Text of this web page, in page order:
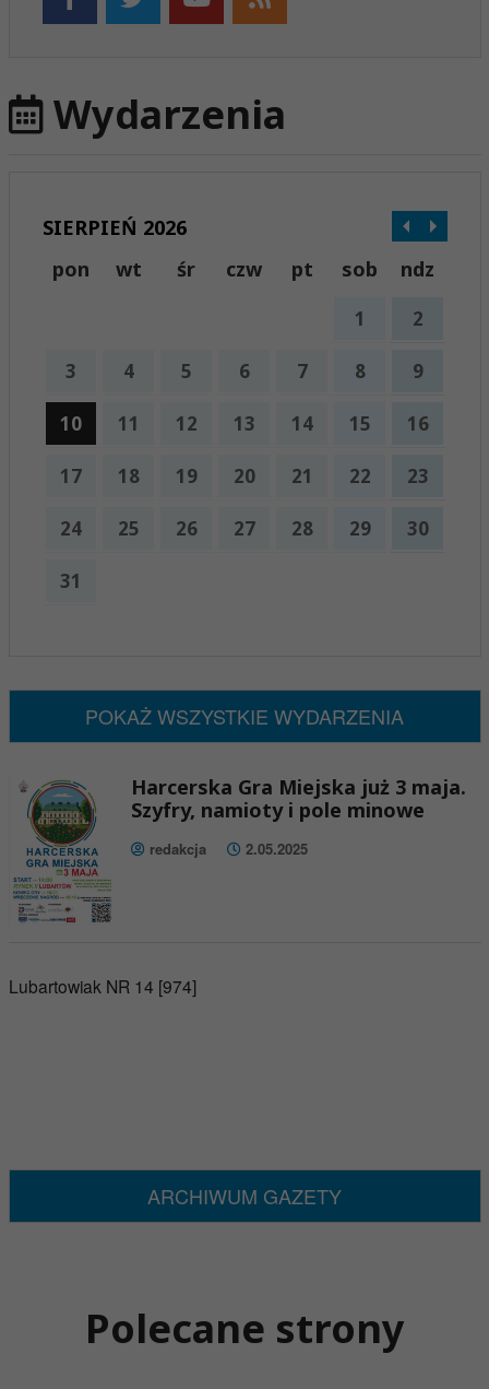
Wydarzenia
SIERPIEŃ 2026
pon
wt śr czw pt sob ndz
1 2
3 4 5 6 7 8 9
10 11 12 13 14 15 16
17 18 19 20 21 22 23
24 25 26 27 28 29 30
31
POKAŻ WSZYSTKIE WYDARZENIA
Harcerska Gra Miejska już 3 maja.
Szyfry, namioty i pole minowe
redakcja 2.05.2025
Lubartowiak NR 14 [974]
ARCHIWUM GAZETY
Polecane strony